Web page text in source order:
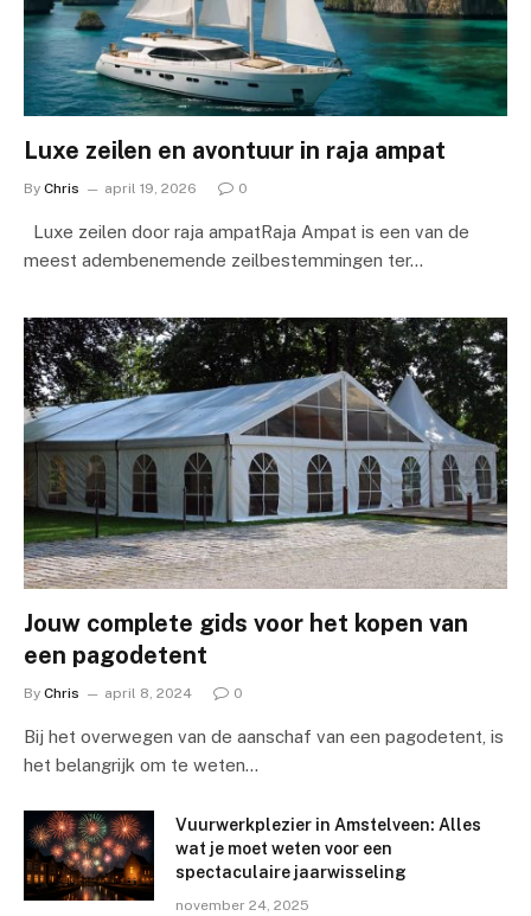
Luxe zeilen en avontuur in raja ampat
By Chris april 19, 2026 0
Luxe zeilen door raja ampatRaja Ampat is een van de
meest adembenemende zeilbestemmingen ter…
Jouw complete gids voor het kopen van
een pagodetent
By Chris april 8, 2024 0
Bij het overwegen van de aanschaf van een pagodetent, is
het belangrijk om te weten…
Vuurwerkplezier in Amstelveen: Alles
wat je moet weten voor een
spectaculaire jaarwisseling
november 24, 2025